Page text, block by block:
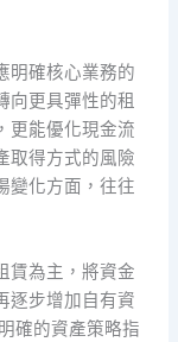
明確核心業務的
向更具彈性的租
更能優化現金流
取得方式的風險
變化方面，往往
賃為主，將資金
逐步增加自有資
確的資產策略指